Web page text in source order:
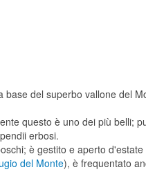
del superbo vallone del
questo è uno dei più belli;
erbosi.
è gestito e aperto
del Monte), è frequentato